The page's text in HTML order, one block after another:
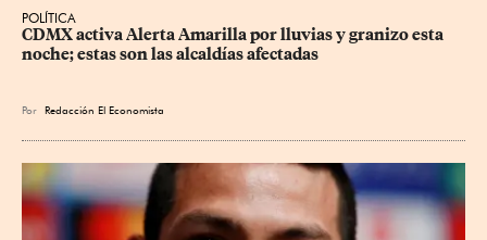
POLÍTICA
CDMX activa Alerta Amarilla por lluvias y granizo esta
noche; estas son las alcaldías afectadas
Por Redacción El Economista